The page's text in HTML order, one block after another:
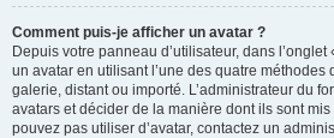
Comment puis-je afficher un avatar ?
Depuis votre panneau d’utilisateur, dans
un avatar en utilisant l’une des quatre méthodes
galerie, distant ou importé. L’administrateur du
avatars et décider de la manière dont ils sont
pouvez pas utiliser d’avatar, contactez un